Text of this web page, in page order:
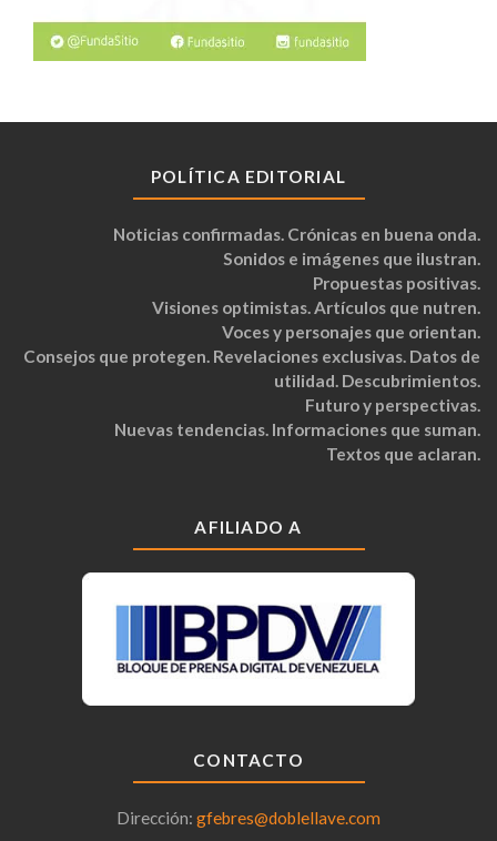
POLÍTICA EDITORIAL
Noticias confirmadas. Crónicas en buena onda.
Sonidos e imágenes que ilustran.
Propuestas positivas.
Visiones optimistas. Artículos que nutren.
Voces y personajes que orientan.
Consejos que protegen. Revelaciones exclusivas. Datos de
utilidad. Descubrimientos.
Futuro y perspectivas.
Nuevas tendencias. Informaciones que suman.
Textos que aclaran.
AFILIADO A
CONTACTO
Dirección: gfebres@doblellave.com